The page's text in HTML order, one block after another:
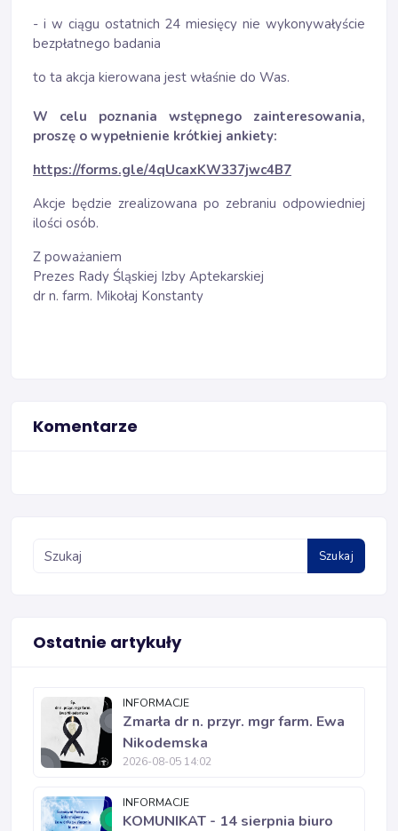
- i w ciągu ostatnich 24 miesięcy nie wykonywałyście
bezpłatnego badania
to ta akcja kierowana jest właśnie do Was.
W celu poznania wstępnego zainteresowania,
proszę o wypełnienie krótkiej ankiety:
https://forms.gle/4qUcaxKW337jwc4B7
Akcje będzie zrealizowana po zebraniu odpowiedniej
ilości osób.
Z poważaniem
Prezes Rady Śląskiej Izby Aptekarskiej
dr n. farm. Mikołaj Konstanty
Komentarze
Szukaj
Ostatnie artykuły
INFORMACJE
Zmarła dr n. przyr. mgr farm. Ewa
Nikodemska
2026-08-05 14:02
INFORMACJE
KOMUNIKAT - 14 sierpnia biuro